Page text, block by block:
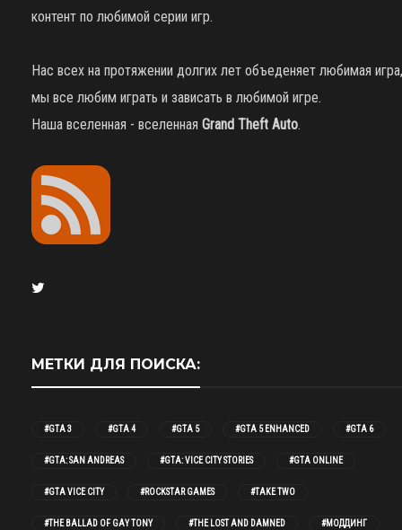
контент по любимой серии игр.
Нас всех на протяжении долгих лет объеденяет любимая игра,
мы все любим играть и зависать в любимой игре.
Наша вселенная - вселенная Grand Theft Auto.
МЕТКИ ДЛЯ ПОИСКА:
#GTA 3 #GTA 4 #GTA 5 #GTA 5 ENHANCED #GTA 6
#GTA: SAN ANDREAS #GTA: VICE CITY STORIES #GTA ONLINE
#GTA VICE CITY #ROCKSTAR GAMES #TAKE TWO
#THE BALLAD OF GAY TONY #THE LOST AND DAMNED #МОДДИНГ